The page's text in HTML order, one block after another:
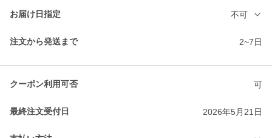
お届け日指定 不可
注文から発送まで 2~7日
クーポン利用可否 可
最終注文受付日 2026年5月21日